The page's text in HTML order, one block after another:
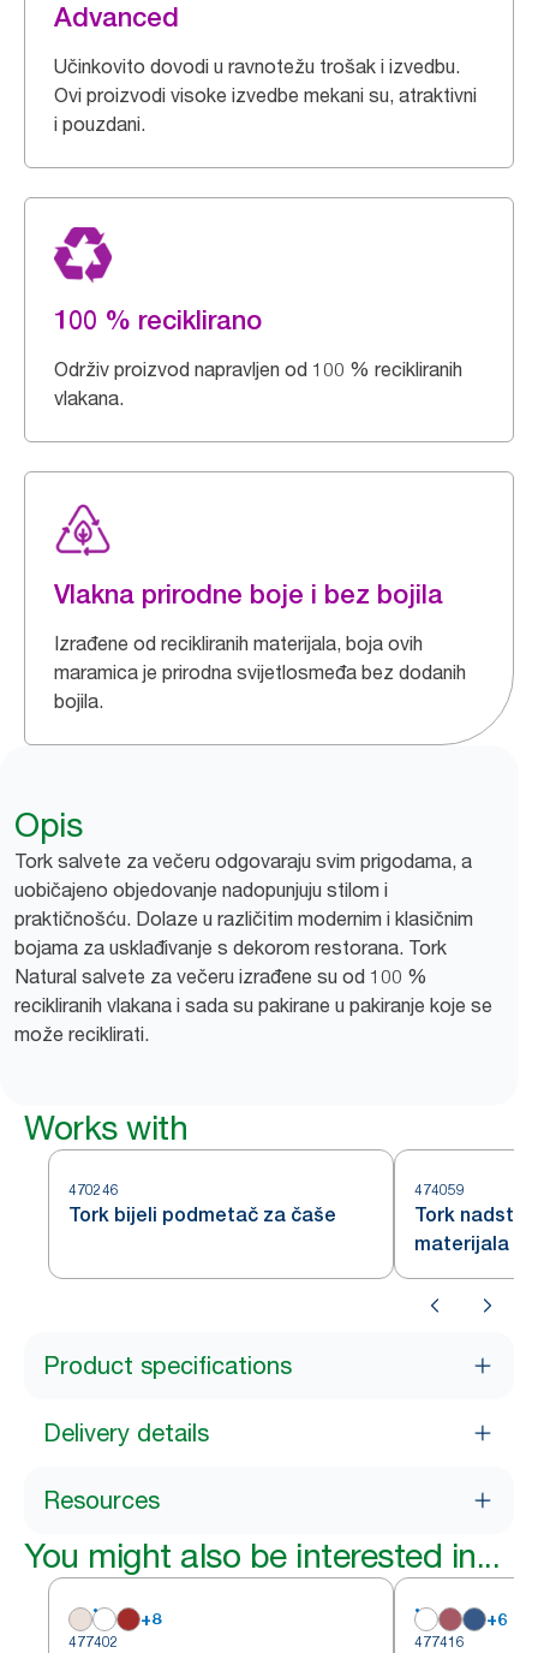
Advanced
Učinkovito dovodi u ravnotežu trošak i izvedbu.
Ovi proizvodi visoke izvedbe mekani su, atraktivni
i pouzdani.
100 % reciklirano
Održiv proizvod napravljen od 100 % recikliranih
vlakana.
Vlakna prirodne boje i bez bojila
Izrađene od recikliranih materijala, boja ovih
maramica je prirodna svijetlosmeđa bez dodanih
bojila.
Opis
Tork salvete za večeru odgovaraju svim prigodama, a
uobičajeno objedovanje nadopunjuju stilom i
praktičnošću. Dolaze u različitim modernim i klasičnim
bojama za usklađivanje s dekorom restorana. Tork
Natural salvete za večeru izrađene su od 100 %
recikliranih vlakana i sada su pakirane u pakiranje koje se
može reciklirati.
Works with
470246
Tork bijeli podmetač za čaše
474059
Tork
materijala
Product specifications
Delivery details
Resources
You might also be interested in...
+8
477402
+6
477416